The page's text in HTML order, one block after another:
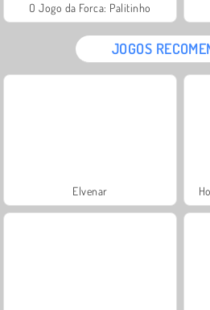
O Jogo da Forca: Palitinho
JOGOS
Elvenar